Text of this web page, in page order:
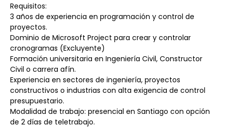
Requisitos:
3 años de experiencia en programación y control de
proyectos.
Dominio de Microsoft Project para crear y controlar
cronogramas (Excluyente)
Formación universitaria en Ingeniería Civil, Constructor
Civil o carrera afín.
Experiencia en sectores de ingeniería, proyectos
constructivos o industrias con alta exigencia de control
presupuestario.
Modalidad de trabajo: presencial en Santiago con opción
de 2 días de teletrabajo.